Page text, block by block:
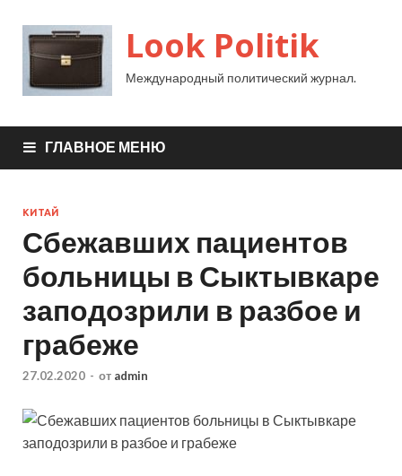
Look Politik
Международный политический журнал.
ГЛАВНОЕ МЕНЮ
КИТАЙ
Сбежавших пациентов
больницы в Сыктывкаре
заподозрили в разбое и
грабеже
27.02.2020 - от admin